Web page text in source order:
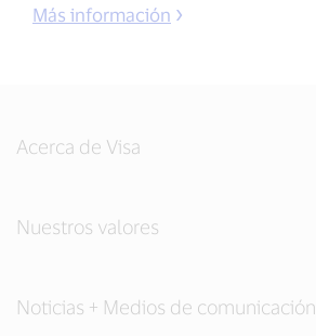
Más información
Acerca de Visa
Nuestros valores
Noticias + Medios de comunicación